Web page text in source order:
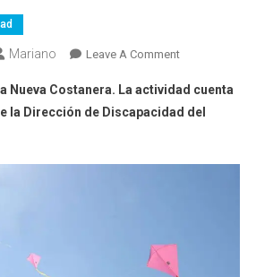
Mariano Leave A CommentOn
Tarde
Se
El
Nueva Costanera. La actividad cuenta
la Dirección de Discapacidad del